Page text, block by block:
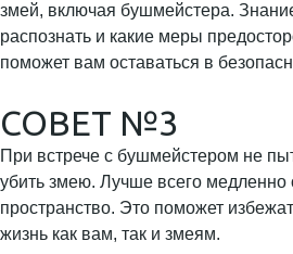
змей, включая бушмейстера.
распознать и какие меры
поможет вам оставаться в
СОВЕТ №3
При встрече с бушмейстером не
убить змею. Лучше всего медленно
пространство. Это поможет
жизнь как вам, так и змеям.